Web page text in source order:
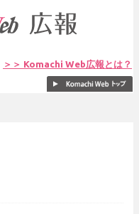
＞＞ Komachi Web広報とは？